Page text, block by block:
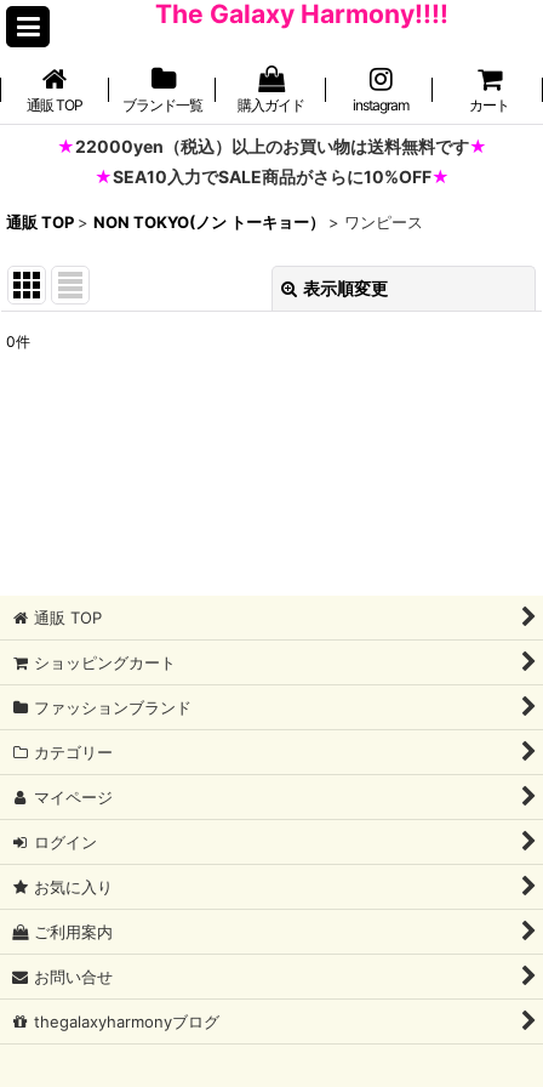
The Galaxy Harmony!!!!
通販 TOP ブランド一覧 購入ガイド instagram カート
22000yen（税込）以上のお買い物は送料無料です
SEA10入力でSALE商品がさらに10%OFF
通販 TOP > NON TOKYO(ノン トーキョー） > ワンピース
表示順変更
表示数
0件
通販 TOP
ショッピングカート
ファッションブランド
カテゴリー
マイページ
ログイン
お気に入り
ご利用案内
お問い合せ
thegalaxyharmonyブログ